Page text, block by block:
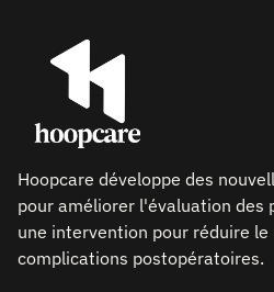
Hoopcare développe des
pour améliorer l'évaluation des
une intervention pour réduire le
complications postopératoires.